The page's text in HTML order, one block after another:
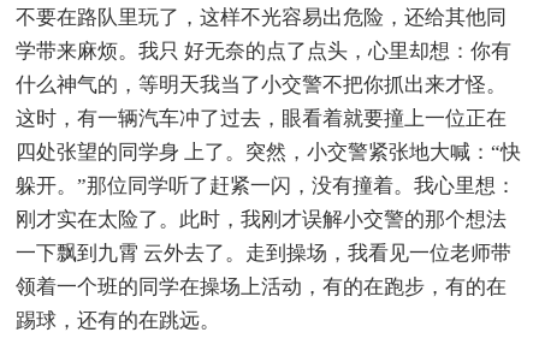
不要在路队里玩了，这样不光容易出危险，还给其他同
学带来麻烦。我只 好无奈的点了点头，心里却想：你有
什么神气的，等明天我当了小交警不把你抓出来才怪。
这时，有一辆汽车冲了过去，眼看着就要撞上一位正在
四处张望的同学身 上了。突然，小交警紧张地大喊：“快
躲开。”那位同学听了赶紧一闪，没有撞着。我心里想：
刚才实在太险了。此时，我刚才误解小交警的那个想法
一下飘到九霄 云外去了。走到操场，我看见一位老师带
领着一个班的同学在操场上活动，有的在跑步，有的在
踢球，还有的在跳远。